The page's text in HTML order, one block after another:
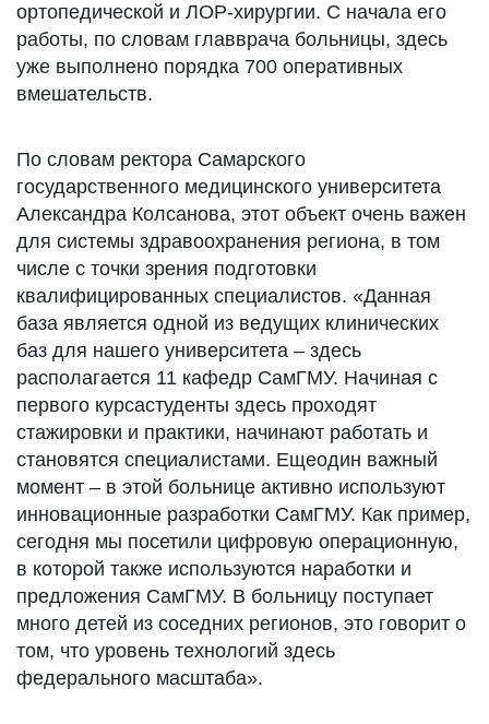
ортопедической и ЛОР-хирургии. С начала его
работы, по словам главврача больницы, здесь
уже выполнено порядка 700 оперативных
вмешательств.
По словам ректора Самарского
государственного медицинского университета
Александра Колсанова, этот объект очень важен
для системы здравоохранения региона, в том
числе с точки зрения подготовки
квалифицированных специалистов. «Данная
база является одной из ведущих клинических
баз для нашего университета – здесь
располагается 11 кафедр СамГМУ. Начиная с
первого курсастуденты здесь проходят
стажировки и практики, начинают работать и
становятся специалистами. Ещеодин важный
момент – в этой больнице активно используют
инновационные разработки СамГМУ. Как пример,
сегодня мы посетили цифровую операционную,
в которой также используются наработки и
предложения СамГМУ. В больницу поступает
много детей из соседних регионов, это говорит о
том, что уровень технологий здесь
федерального масштаба».